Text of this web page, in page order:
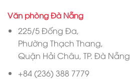
Văn phòng Đà Nẵng
225/5 Đống Đa,
Phường Thạch Thang,
Quận Hải Châu, TP. Đà Nẵng
+84 (236) 388 7779